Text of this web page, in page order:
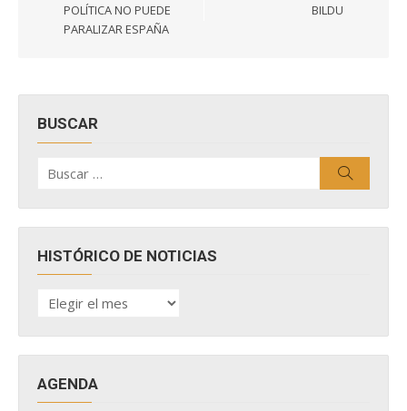
POLÍTICA NO PUEDE
PARALIZAR ESPAÑA
BILDU
BUSCAR
por:
HISTÓRICO DE NOTICIAS
HISTÓRICO
DE
AGENDA